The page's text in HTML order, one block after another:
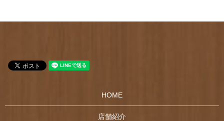
HOME
店舗紹介